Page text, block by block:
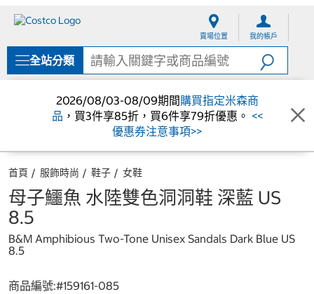
單
賣場位置 我的帳戶
全站分類
2026/08/03-08/09期間購買指定米森商
品 ，買3件享85折，買6件享79折優惠。 <<
優惠券注意事項>>
首頁 服飾時尚 鞋子 女鞋
母子鱷魚 水陸雙色洞洞鞋 深藍 US
8.5
B&M Amphibious Two-Tone Unisex Sandals Dark Blue US
8.5
商品編號:#159161-085